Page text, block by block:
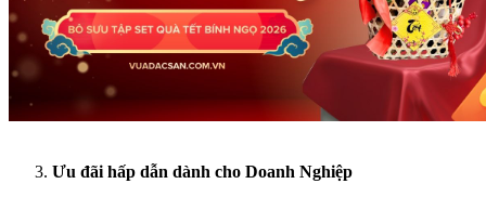
Ưu đãi hấp dẫn dành cho Doanh Nghiệp